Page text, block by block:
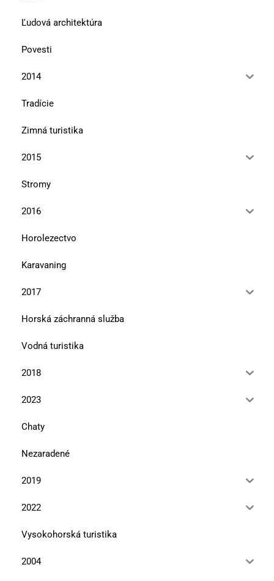
Ľudová architektúra
Povesti
2014
Tradície
Zimná turistika
2015
Stromy
2016
Horolezectvo
Karavaning
2017
Horská záchranná služba
Vodná turistika
2018
2023
Chaty
Nezaradené
2019
2022
Vysokohorská turistika
2004